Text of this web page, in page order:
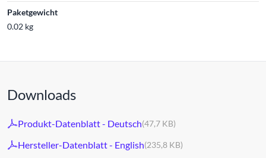
Paketgewicht
0.02 kg
Downloads
Produkt-Datenblatt - Deutsch(47,7 KB)
Hersteller-Datenblatt - English(235,8 KB)